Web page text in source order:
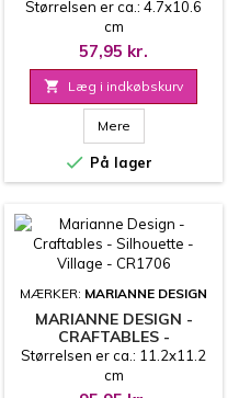
HALLOWEEN - CR1708
Størrelsen er ca.: 4.7x10.6
cm
57,95 kr.
 Læg i indkøbskurv
Mere
 På lager
MÆRKER: MARIANNE DESIGN
MARIANNE DESIGN -
CRAFTABLES -
SILHOUETTE - VILLAGE -
CR1706
Størrelsen er ca.: 11.2x11.2
cm